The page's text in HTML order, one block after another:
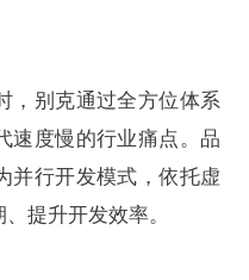
，别克通过全方位体系
速度慢的行业痛点。品
并行开发模式，依托虚
提升开发效率。